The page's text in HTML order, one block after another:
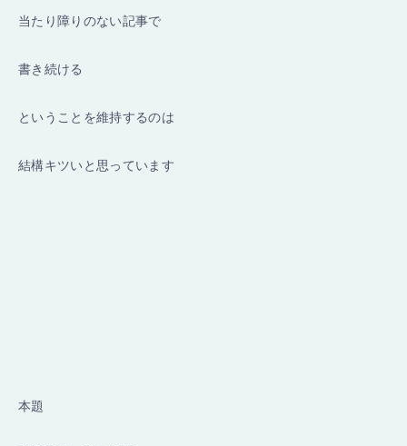
当たり障りのない記事で
書き続ける
ということを維持するのは
結構キツいと思っています
本題